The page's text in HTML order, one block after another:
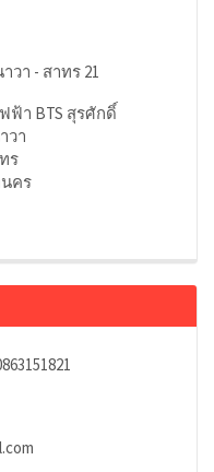
วา - สาทร 21
ฟ้า BTS สุรศักดิ์
วา
ร
คร